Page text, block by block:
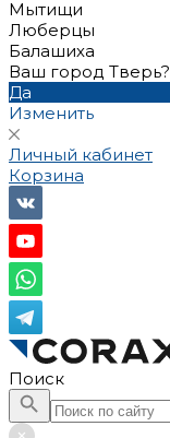
Мытищи
Люберцы
Балашиха
Ваш город Тверь?
Да
Изменить
Личный кабинет
Корзина
Поиск